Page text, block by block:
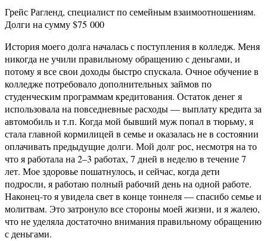
Грейс Рагленд, специалист по семейным взаимоотношениям.
Долги на сумму $75 000
История моего долга началась с поступления в колледж. Меня
никогда не учили правильному обращению с деньгами, и
потому я все свои доходы быстро спускала. Очное обучение в
колледже потребовало дополнительных займов по
студенческим программам кредитования. Остаток денег я
использовала на повседневные расходы — выплату кредита за
автомобиль и т.п. Когда мой бывший муж попал в тюрьму, я
стала главной кормилицей в семье и оказалась не в состоянии
оплачивать предыдущие долги. Мой долг рос, несмотря на то
что я работала на 2–3 работах, 7 дней в неделю в течение 7
лет. Мое здоровье пошатнулось, и сейчас, когда дети
подросли, я работаю полный рабочий день на одной работе.
Наконец-то я увидела свет в конце тоннеля — спасибо семье и
молитвам. Это затронуло все стороны моей жизни, и я жалею,
что не уделяла достаточно внимания правильному обращению
с деньгами.